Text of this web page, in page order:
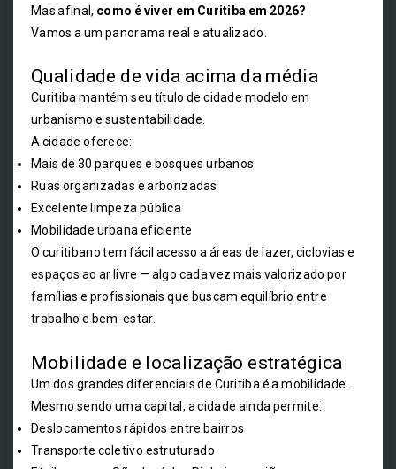
Mas afinal, como é viver em Curitiba em 2026?
Vamos a um panorama real e atualizado.
Qualidade de vida acima da média
Curitiba mantém seu título de cidade modelo em
urbanismo e sustentabilidade.
A cidade oferece:
Mais de 30 parques e bosques urbanos
Ruas organizadas e arborizadas
Excelente limpeza pública
Mobilidade urbana eficiente
O curitibano tem fácil acesso a áreas de lazer, ciclovias e
espaços ao ar livre — algo cada vez mais valorizado por
famílias e profissionais que buscam equilíbrio entre
trabalho e bem-estar.
Mobilidade e localização estratégica
Um dos grandes diferenciais de Curitiba é a mobilidade.
Mesmo sendo uma capital, a cidade ainda permite:
Deslocamentos rápidos entre bairros
Transporte coletivo estruturado